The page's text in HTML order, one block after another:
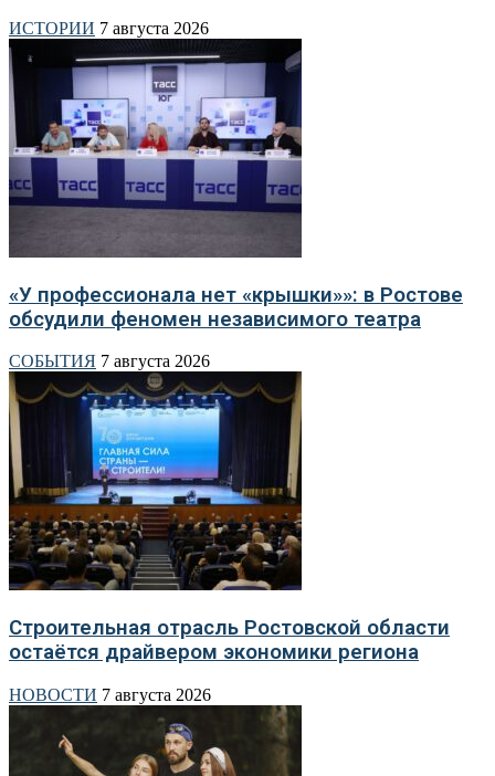
ИСТОРИИ 7 августа 2026
«У профессионала нет «крышки»»: в Ростове
обсудили феномен независимого театра
СОБЫТИЯ 7 августа 2026
Строительная отрасль Ростовской области
остаётся драйвером экономики региона
НОВОСТИ 7 августа 2026